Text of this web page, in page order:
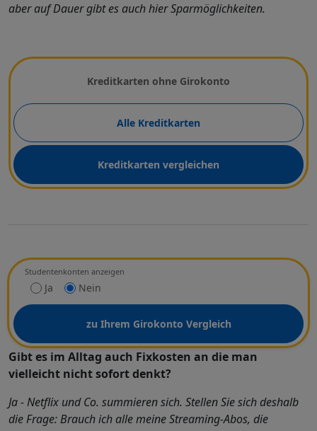
aber auf Dauer gibt es auch hier Sparmöglichkeiten.
Wählen Sie eine Kreditkarte
Kreditkarten ohne Girokonto
Alle Kreditkarten
Kreditkarten vergleichen
Studentenkonten anzeigen
Ja Nein
zu Ihrem Girokonto Vergleich
Gibt es im Alltag auch Fixkosten an die man
vielleicht nicht sofort denkt?
Ja - Netflix und Co. summieren sich. Stellen Sie sich deshalb
die Frage: Brauch ich alle meine Streaming-Abos, die